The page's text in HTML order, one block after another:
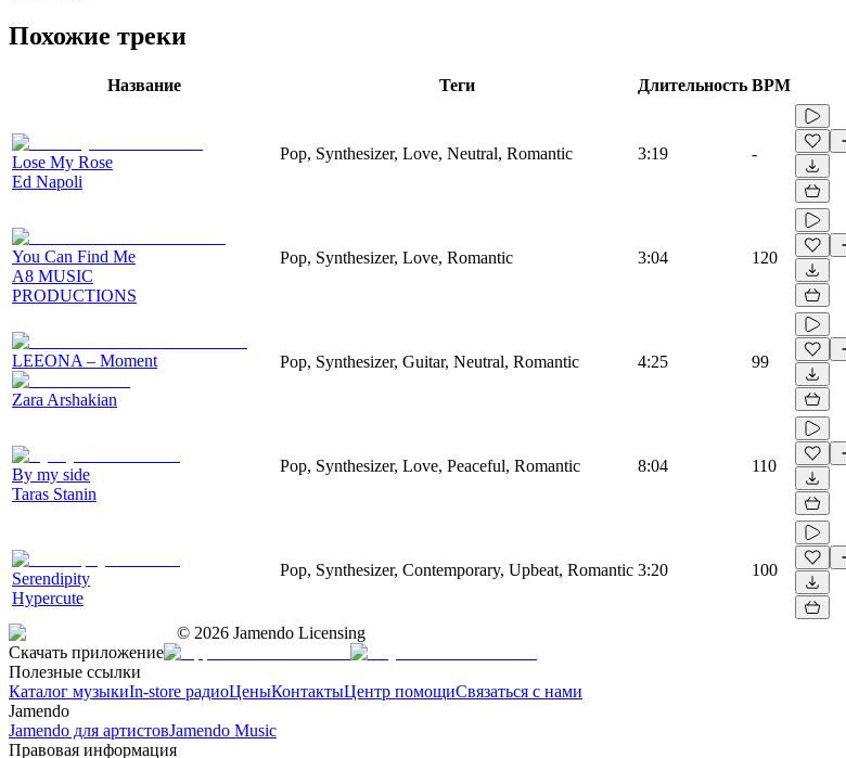
Похожие треки
Название Теги Длительность BPM
Lose My Rose
Ed Napoli
Pop, Synthesizer, Love, Neutral, Romantic 3:19 -
You Can Find Me
A8 MUSIC
PRODUCTIONS
Pop, Synthesizer, Love, Romantic 3:04 120
LEEONA – Moment
Zara Arshakian
Pop, Synthesizer, Guitar, Neutral, Romantic 4:25 99
By my side
Taras Stanin
Pop, Synthesizer, Love, Peaceful, Romantic 8:04 110
Serendipity
Hypercute
Pop, Synthesizer, Contemporary, Upbeat, Romantic 3:20 100
© 2026 Jamendo Licensing
Скачать приложение
Полезные ссылки
Каталог музыкиIn-store радиоЦеныКонтактыЦентр помощиСвязаться с нами
Jamendo
Jamendo для артистовJamendo Music
Правовая информация